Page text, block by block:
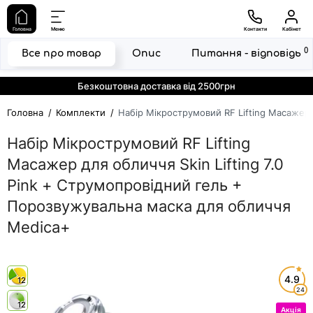
Безкоштовна доставка від 2500грн
Головна Меню Контакти Кабінет
Головна Комплекти Набір Мікрострумовий RF Lifting
Набір Мікрострумовий RF Lifting
Масажер для обличчя Skin Lifting 7.0
Pink + Струмопровідний гель +
Порозвужувальна маска для обличчя
Medica+
Все про товар Опис Питання - відповідь 0
12
12
4.9
24
Акція